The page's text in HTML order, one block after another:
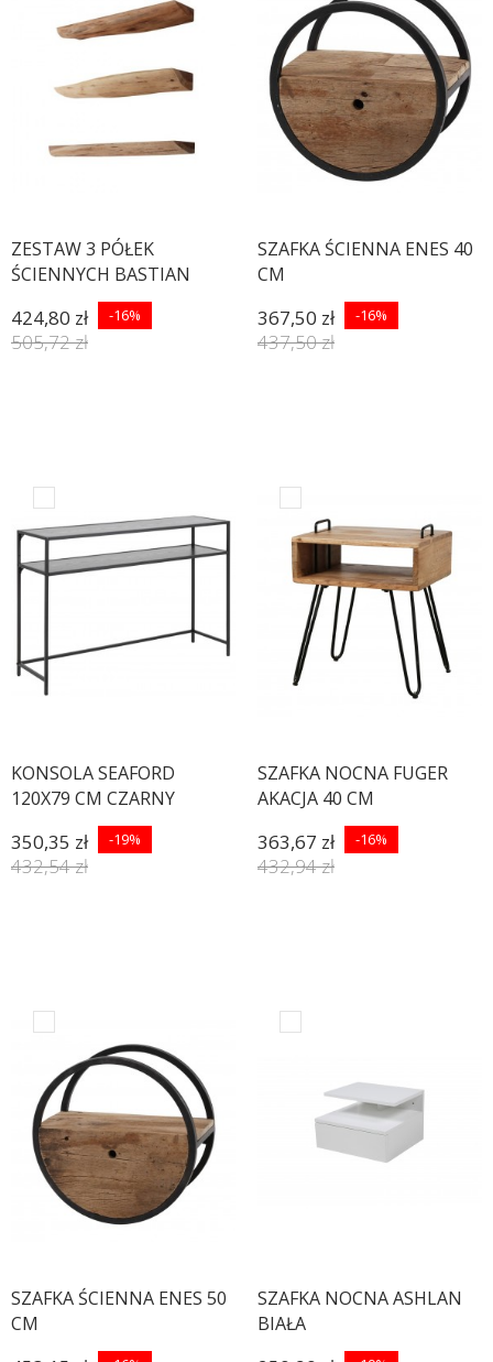
ZESTAW 3 PÓŁEK
ŚCIENNYCH BASTIAN
424,80 zł -16%
505,72 zł
SZAFKA ŚCIENNA ENES 40
CM
367,50 zł -16%
437,50 zł
KONSOLA SEAFORD
120X79 CM CZARNY
350,35 zł -19%
432,54 zł
SZAFKA NOCNA FUGER
AKACJA 40 CM
363,67 zł -16%
432,94 zł
SZAFKA ŚCIENNA ENES 50
CM
SZAFKA NOCNA ASHLAN
BIAŁA